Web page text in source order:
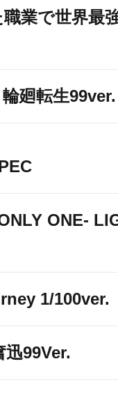
業で世界最
廻転生99ver.
ONE-
1/100ver.
99Ver.